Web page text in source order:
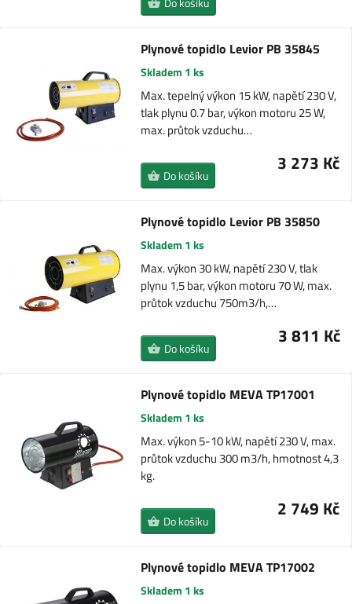
Plynové topidlo Levior PB 35845
Skladem 1 ks
Max. tepelný výkon 15 kW, napětí 230 V,
tlak plynu 0.7 bar, výkon motoru 25 W,
max. průtok vzduchu…
3 273 Kč
Do košíku
Plynové topidlo Levior PB 35850
Skladem 1 ks
Max. výkon 30 kW, napětí 230 V, tlak
plynu 1,5 bar, výkon motoru 70 W, max.
průtok vzduchu 750m3/h,…
3 811 Kč
Do košíku
Plynové topidlo MEVA TP17001
Skladem 1 ks
Max. výkon 5-10 kW, napětí 230 V, max.
průtok vzduchu 300 m3/h, hmotnost 4,3
kg.
2 749 Kč
Do košíku
Plynové topidlo MEVA TP17002
Skladem 1 ks